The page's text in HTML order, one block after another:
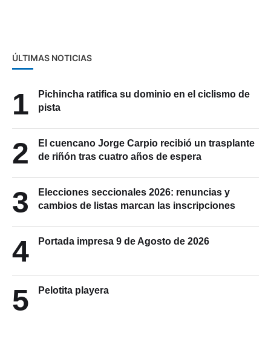
1
Pichincha ratifica su dominio en el ciclismo de
2
El cuencano Jorge Carpio recibió un trasplante
3
Elecciones seccionales 2026: renuncias y
4
5